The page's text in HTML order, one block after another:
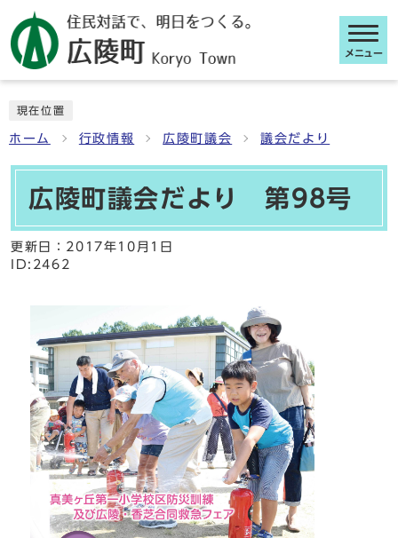
メニュー
現在位置
ホーム 行政情報 広陵町議会 議会だより
広陵町議会だより 第98号
更新日： 2017年10月1日
ID:2462